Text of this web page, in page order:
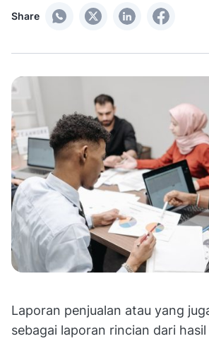
Share
Laporan penjualan atau yang
sebagai laporan rincian dari